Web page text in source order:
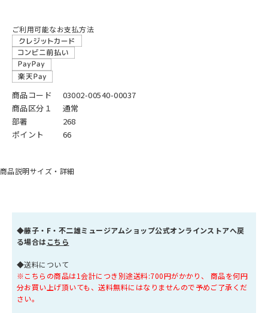
ご利用可能なお支払方法
商品コード
03002-00540-00037
商品区分１
通常
部署
268
ポイント
66
商品説明サイズ・詳細
◆藤子・F・不二雄ミュージアムショップ公式オンラインストアへ戻
る場合はこちら
◆送料について
※こちらの商品は1会計につき別途送料:700円がかかり、 商品を何円
分お買い上げ頂いても、送料無料にはなりませんので予めご了承くだ
さい。